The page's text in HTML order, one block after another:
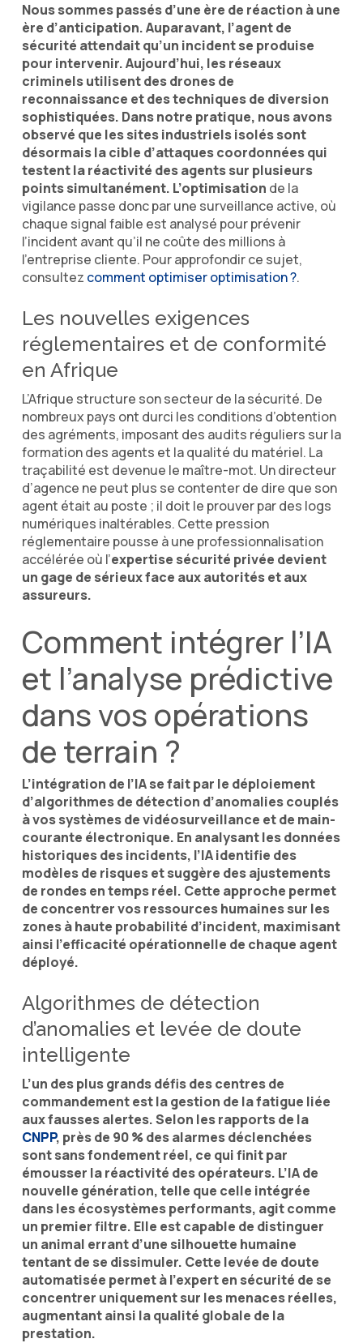
Nous sommes passés d’une ère de réaction à une
ère d’anticipation. Auparavant, l’agent de
sécurité attendait qu’un incident se produise
pour intervenir. Aujourd’hui, les réseaux
criminels utilisent des drones de
reconnaissance et des techniques de diversion
sophistiquées. Dans notre pratique, nous avons
observé que les sites industriels isolés sont
désormais la cible d’attaques coordonnées qui
testent la réactivité des agents sur plusieurs
points simultanément. L’optimisation de la
vigilance passe donc par une surveillance active, où
chaque signal faible est analysé pour prévenir
l’incident avant qu’il ne coûte des millions à
l’entreprise cliente. Pour approfondir ce sujet,
consultez comment optimiser optimisation ?.
Les nouvelles exigences
réglementaires et de conformité
en Afrique
L’Afrique structure son secteur de la sécurité. De
nombreux pays ont durci les conditions d’obtention
des agréments, imposant des audits réguliers sur la
formation des agents et la qualité du matériel. La
traçabilité est devenue le maître-mot. Un directeur
d’agence ne peut plus se contenter de dire que son
agent était au poste ; il doit le prouver par des logs
numériques inaltérables. Cette pression
réglementaire pousse à une professionnalisation
accélérée où l’expertise sécurité privée devient
un gage de sérieux face aux autorités et aux
assureurs.
Comment intégrer l’IA
et l’analyse prédictive
dans vos opérations
de terrain ?
L’intégration de l’IA se fait par le déploiement
d’algorithmes de détection d’anomalies couplés
à vos systèmes de vidéosurveillance et de main-
courante électronique. En analysant les données
historiques des incidents, l’IA identifie des
modèles de risques et suggère des ajustements
de rondes en temps réel. Cette approche permet
de concentrer vos ressources humaines sur les
zones à haute probabilité d’incident, maximisant
ainsi l’efficacité opérationnelle de chaque agent
déployé.
Algorithmes de détection
d’anomalies et levée de doute
intelligente
L’un des plus grands défis des centres de
commandement est la gestion de la fatigue liée
aux fausses alertes. Selon les rapports de la
CNPP, près de 90 % des alarmes déclenchées
sont sans fondement réel, ce qui finit par
émousser la réactivité des opérateurs. L’IA de
nouvelle génération, telle que celle intégrée
dans les écosystèmes performants, agit comme
un premier filtre. Elle est capable de distinguer
un animal errant d’une silhouette humaine
tentant de se dissimuler. Cette levée de doute
automatisée permet à l’expert en sécurité de se
concentrer uniquement sur les menaces réelles,
augmentant ainsi la qualité globale de la
prestation.